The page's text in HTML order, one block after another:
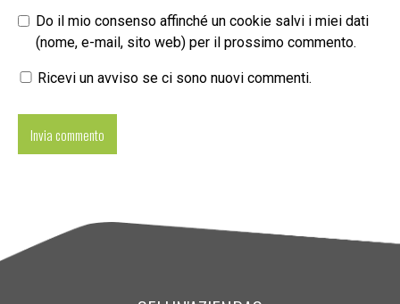
Do il mio consenso affinché un cookie salvi i miei dati
(nome, e-mail, sito web) per il prossimo commento.
Ricevi un avviso se ci sono nuovi commenti.